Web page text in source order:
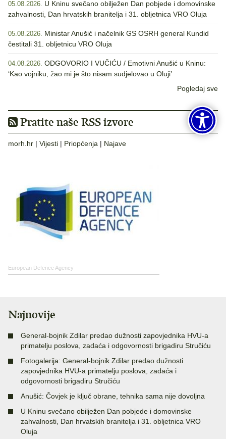
05.08.2026. U Kninu svečano obilježen Dan pobjede i domovinske
zahvalnosti, Dan hrvatskih branitelja i 31. obljetnica VRO Oluja
05.08.2026. Ministar Anušić i načelnik GS OSRH general Kundid
čestitali 31. obljetnicu VRO Oluja
04.08.2026. ODGOVORIO I VUČIĆU / Emotivni Anušić u Kninu:
‘Kao vojniku, žao mi je što nisam sudjelovao u Oluji’
Pogledaj sve
Pratite naše RSS izvore
morh.hr | Vijesti | Priopćenja | Najave
European Defence Agency
Najnovije
General-bojnik Zdilar predao dužnosti zapovjednika HVU-a
primatelju poslova, zadaća i odgovornosti brigadiru Stručiću
Fotogalerija: General-bojnik Zdilar predao dužnosti
zapovjednika HVU-a primatelju poslova, zadaća i
odgovornosti brigadiru Stručiću
Anušić: Čovjek je ključ obrane, tehnika sama nije dovoljna
U Kninu svečano obilježen Dan pobjede i domovinske
zahvalnosti, Dan hrvatskih branitelja i 31. obljetnica VRO
Oluja